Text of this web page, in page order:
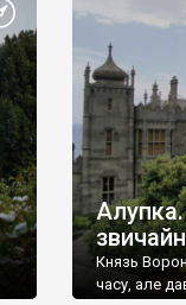
Алупка.
Князь
часу, але